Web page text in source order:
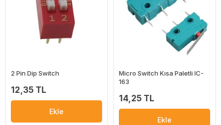
2 Pin Dip Switch
12,35 TL
Ekle
Micro Switch Kısa Paletli IC-
163
14,25 TL
Ekle